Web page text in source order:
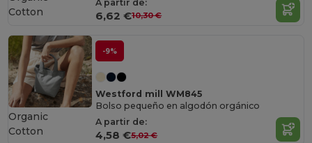
A partir de:
6,62 €10,30 €
Cotton
-9%
Westford mill WM845
Bolso pequeño en algodón orgánico
A partir de:
4,58 €5,02 €
Organic
Cotton